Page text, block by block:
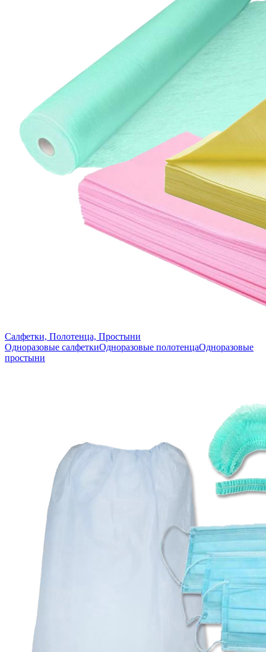
Салфетки, Полотенца, Простыни
Одноразовые салфеткиОдноразовые полотенцаОдноразовые
простыни